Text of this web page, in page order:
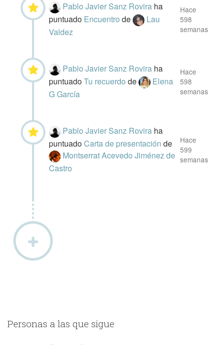
Pablo Javier Sanz Rovira ha
puntuado Encuentrode
Lau
Valdez
Hace
598
semanas
Pablo Javier Sanz Rovira ha
puntuadoTu recuerdode
Elena
G García
Hace
598
semanas
Pablo Javier Sanz Rovira ha
puntuadoCarta de presentaciónde
Montserrat Acevedo Jiménez de
Castro
Hace
599
semanas
Personas a las que sigue